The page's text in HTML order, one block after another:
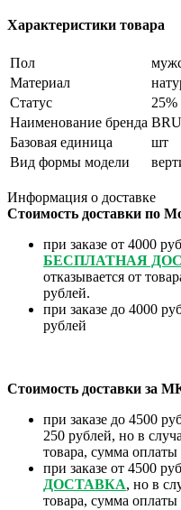
Характеристики товара
Пол
Материал
Статус
25%
Наименование бренда
Базовая единица
шт
Вид формы модели
Информация о доставке
Стоимость доставки по
при заказе от 4000
БЕСПЛАТНАЯ
отказывается от
рублей.
при заказе до 4000
рублей
Стоимость доставки за
при заказе до 4500
250 рублей, но в
товара, сумма оплаты
при заказе от 4500
ДОСТАВКА, но в
товара, сумма оплаты